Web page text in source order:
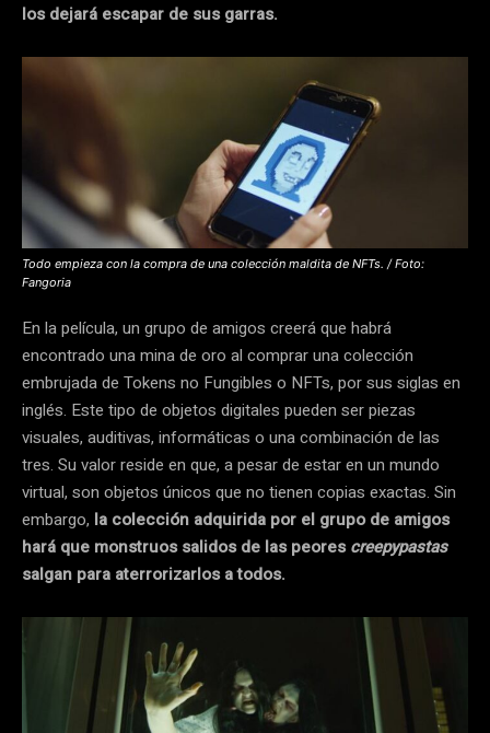
los dejará escapar de sus garras.
Todo empieza con la compra de una colección maldita de NFTs. / Foto:
Fangoria
En la película, un grupo de amigos creerá que habrá
encontrado una mina de oro al comprar una colección
embrujada de Tokens no Fungibles o NFTs, por sus siglas en
inglés. Este tipo de objetos digitales pueden ser piezas
visuales, auditivas, informáticas o una combinación de las
tres. Su valor reside en que, a pesar de estar en un mundo
virtual, son objetos únicos que no tienen copias exactas. Sin
embargo, la colección adquirida por el grupo de amigos
hará que monstruos salidos de las peorescreepypastas
salgan para aterrorizarlos a todos.